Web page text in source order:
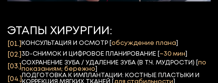
ЭТАПЫ ХИРУРГИИ:
[01.] КОНСУЛЬТАЦИЯ И ОСМОТР [ обсуждение плана
[02.] 3D-СНИМОК И ЦИФРОВОЕ ПЛАНИРОВАНИЕ [ ~30 мин
[03.]
СОХРАНЕНИЕ ЗУБА / УДАЛЕНИЕ ЗУБА (В Т.Ч. МУДРОСТИ) [ по
показаниям; бережно
[04.]
ПОДГОТОВКА К ИМПЛАНТАЦИИ: КОСТНЫЕ ПЛАСТЫКИ И
КОРРЕКЦИЯ МЯГКИХ ТКАНЕЙ [ для стабильности